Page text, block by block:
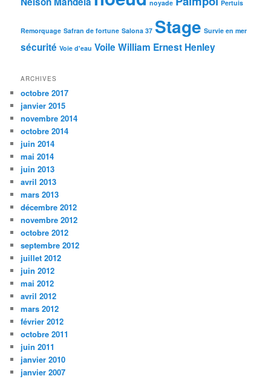
noyade Pertuis
Remorquage Safran de fortune Salona 37 Stage Survie en mer
sécurité Voie d'eau Voile William Ernest Henley
ARCHIVES
octobre 2017
janvier 2015
novembre 2014
octobre 2014
juin 2014
mai 2014
juin 2013
avril 2013
mars 2013
décembre 2012
novembre 2012
octobre 2012
septembre 2012
juillet 2012
juin 2012
mai 2012
avril 2012
mars 2012
février 2012
octobre 2011
juin 2011
janvier 2010
janvier 2007